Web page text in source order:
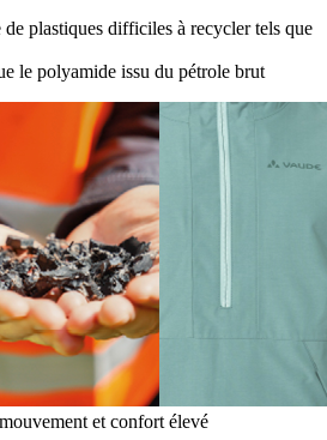
plastiques difficiles à recycler tels que
le polyamide issu du pétrole brut
et confort élevé